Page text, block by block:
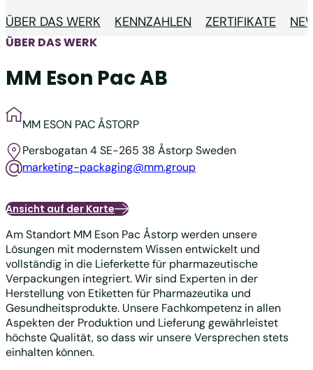
ÜBER DAS WERK KENNZAHLEN ZERTIFIKATE
ÜBER DAS WERK
MM Eson Pac AB
MM ESON PAC ÅSTORP
Persbogatan 4SE-265 38 ÅstorpSweden
marketing-packaging@mm.group
Ansicht auf der Karte
Am Standort MM Eson Pac Åstorp werden unsere
Lösungen mit modernstem Wissen entwickelt und
vollständig in die Lieferkette für pharmazeutische
Verpackungen integriert. Wir sind Experten in der
Herstellung von Etiketten für Pharmazeutika und
Gesundheitsprodukte. Unsere Fachkompetenz in allen
Aspekten der Produktion und Lieferung gewährleistet
höchste Qualität, so dass wir unsere Versprechen stets
einhalten können.